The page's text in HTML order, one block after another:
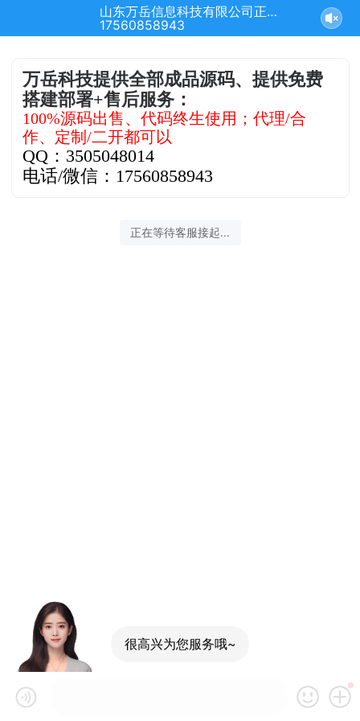
山东万岳信息科技有限公司正在为您服务
17560858943
万岳科技提供全部成品源码、提供免费
搭建部署+售后服务：
100%源码出售、代码终生使用；代理/合
作、定制/二开都可以
QQ：3505048014
电话/微信：17560858943
正在等待客服接起...
很高兴为您服务哦~